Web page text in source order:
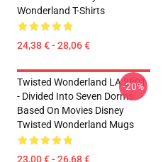
Wonderland T-Shirts
24,38 € - 28,06 €
Twisted Wonderland LA 2801
- Divided Into Seven Dorms
Based On Movies Disney
Twisted Wonderland Mugs
23,00 € - 26,68 €
-20%